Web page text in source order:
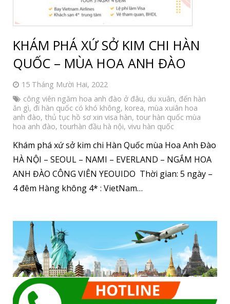
KHÁM PHÁ XỨ SỞ KIM CHI HÀN
QUỐC – MÙA HOA ANH ĐÀO
15 Tháng Mười Hai, 2022
công viên ngăm hoa anh đào ở đâu, du xuân, đến hàn
ăn gì, đi hàn quốc có khó không, korea, mùa xuiân hoa
anh đào, thủ tục hồ sơ xin visa hàn, tour hàn quốc mùa
hoa anh đào, tourhàn đầu hà nội, vivu hàn quốc
Khám phá xứ sở kim chi Hàn Quốc mùa Hoa Anh Đào
HÀ NỘI – SEOUL – NAMI – EVERLAND – NGẮM HOA
ANH ĐÀO CÔNG VIÊN YEOUIDO Thời gian: 5 ngày –
4 đêm Hàng không 4* : VietNam…